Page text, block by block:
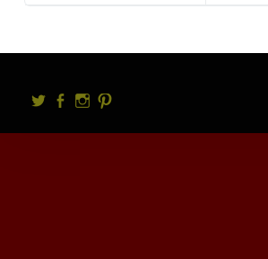
Twitterfacebook
Instagram